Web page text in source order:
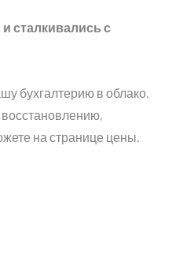
сталкивались с
бухгалтерию в облако.
восстановлению,
на странице цены.